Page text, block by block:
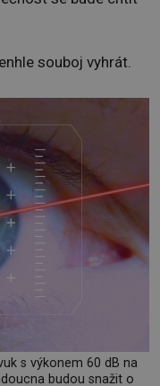
souboj vyhrát.
s výkonem 60 dB na
budou snažit o